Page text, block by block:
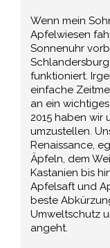
Wenn mein
Apfelwiesen
Sonnenuhr
funktioniert.
einfache
an ein
2015 haben wir
umzustellen.
Renaissance,
Äpfeln, dem
Kastanien bis
Apfelsaft und
beste
Umweltschutz
angeht.